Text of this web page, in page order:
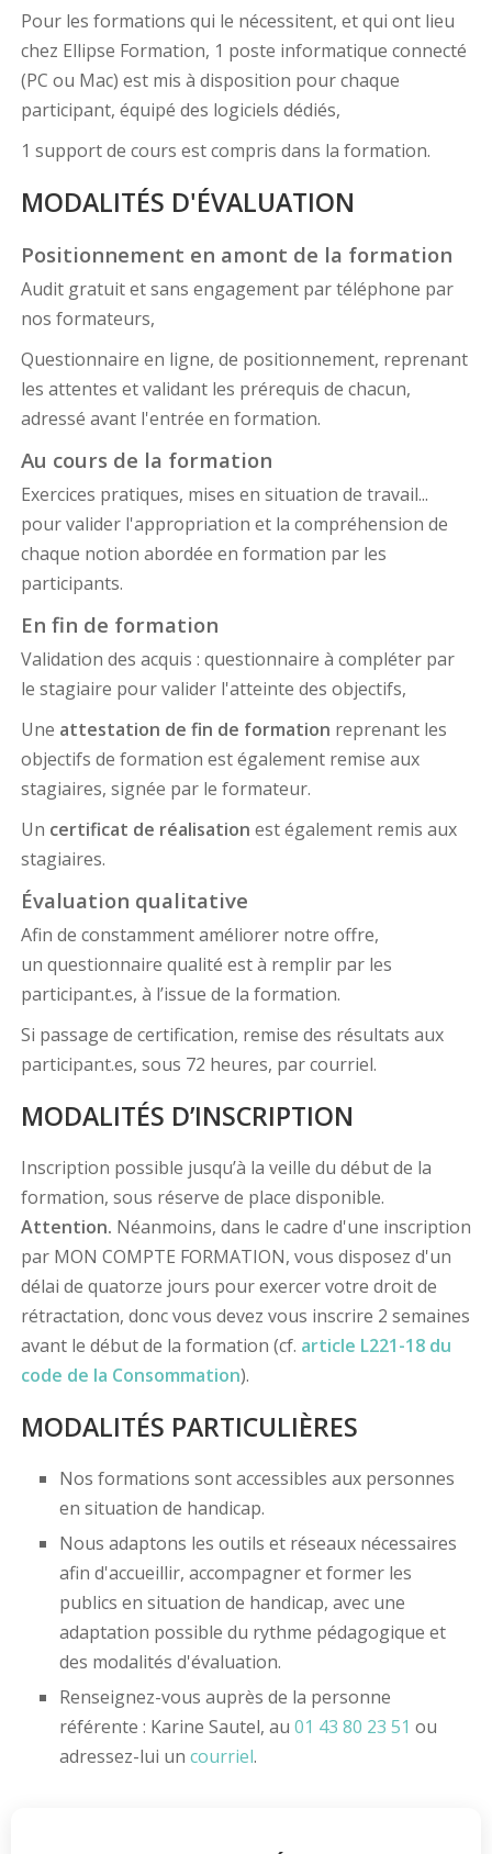
Pour les formations qui le nécessitent, et qui ont lieu
chez Ellipse Formation, 1 poste informatique connecté
(PC ou Mac) est mis à disposition pour chaque
participant, équipé des logiciels dédiés,
1 support de cours est compris dans la formation.
MODALITÉS D'ÉVALUATION
Positionnement en amont de la formation
Audit gratuit et sans engagement par téléphone par
nos formateurs,
Questionnaire en ligne, de positionnement, reprenant
les attentes et validant les prérequis de chacun,
adressé avant l'entrée en formation.
Au cours de la formation
Exercices pratiques, mises en situation de travail...
pour valider l'appropriation et la compréhension de
chaque notion abordée en formation par les
participants.
En fin de formation
Validation des acquis : questionnaire à compléter par
le stagiaire pour valider l'atteinte des objectifs,
Une attestation de fin de formation reprenant les
objectifs de formation est également remise aux
stagiaires, signée par le formateur.
Un certificat de réalisation est également remis aux
stagiaires.
Évaluation qualitative
Afin de constamment améliorer notre offre,
un questionnaire qualité est à remplir par les
participant.es, à l’issue de la formation.
Si passage de certification, remise des résultats aux
participant.es, sous 72 heures, par courriel.
MODALITÉS D’INSCRIPTION
Inscription possible jusqu’à la veille du début de la
formation, sous réserve de place disponible.
Attention. Néanmoins, dans le cadre d'une inscription
par MON COMPTE FORMATION, vous disposez d'un
délai de quatorze jours pour exercer votre droit de
rétractation, donc vous devez vous inscrire 2 semaines
avant le début de la formation (cf. article L221-18 du
code de la Consommation).
MODALITÉS PARTICULIÈRES
Nos formations sont accessibles aux personnes
en situation de handicap.
Nous adaptons les outils et réseaux nécessaires
afin d'accueillir, accompagner et former les
publics en situation de handicap, avec une
adaptation possible du rythme pédagogique et
des modalités d'évaluation.
Renseignez-vous auprès de la personne
référente : Karine Sautel, au 01 43 80 23 51 ou
adressez-lui un courriel.